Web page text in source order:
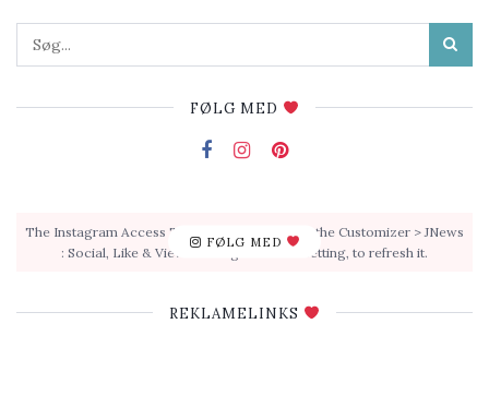
FØLG MED
FØLG MED
The Instagram Access Token is expired, Go to the Customizer > JNews
: Social, Like & View > Instagram Feed Setting, to refresh it.
REKLAMELINKS